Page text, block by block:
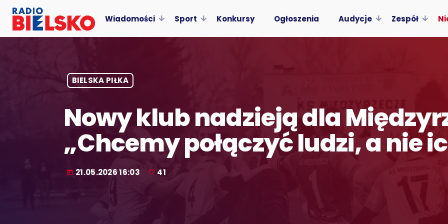
Wiadomości Sport Konkursy Ogłoszenia Audycje Zespół
BIELSKA PIŁKA
Nowy klub nadzieją dla
„Chcemy połączyć ludzi, a nie
today 21.05.2026 16:03 41